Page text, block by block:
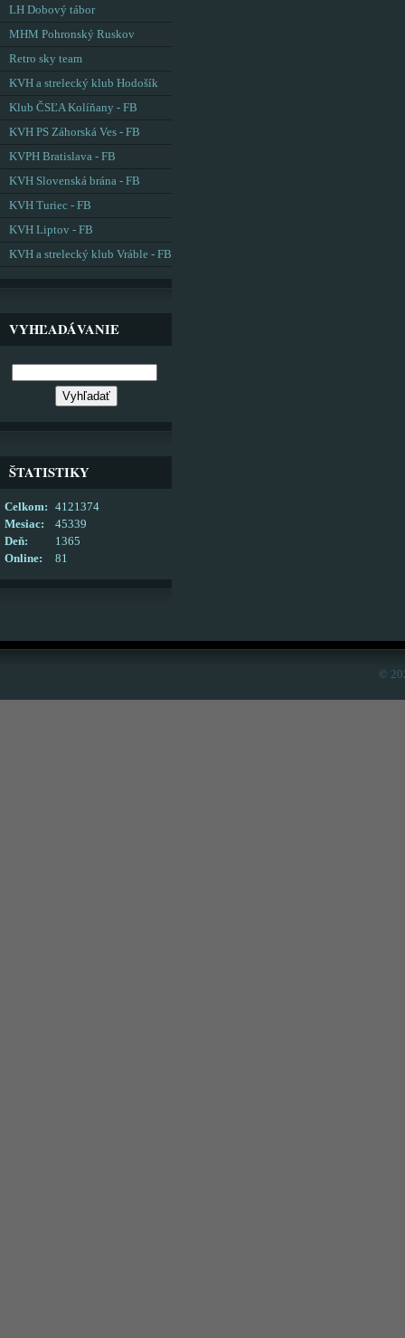
LH Dobový tábor
MHM Pohronský Ruskov
Retro sky team
KVH a strelecký klub Hodošík
Klub ČSĽA Kolíňany - FB
KVH PS Záhorská Ves - FB
KVPH Bratislava - FB
KVH Slovenská brána - FB
KVH Turiec - FB
KVH Liptov - FB
KVH a strelecký klub Vráble - FB
VYHĽADÁVANIE
ŠTATISTIKY
Online: 81
Celkom:
4121374
Mesiac:
45339
Deň:
1365
©